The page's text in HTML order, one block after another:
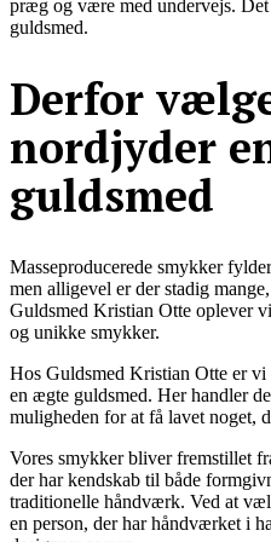
præg og være med undervejs.
guldsmed.
Derfor
nordjyder
guldsmed
Masseproducerede smykker
men alligevel er der stadig
Guldsmed Kristian Otte oplever
og unikke smykker.
Hos Guldsmed Kristian Otte er
en ægte guldsmed. Her handler
muligheden for at få lavet noget,
Vores smykker bliver fremstillet
der har kendskab til både
traditionelle håndværk. Ved at
en person, der har håndværket i